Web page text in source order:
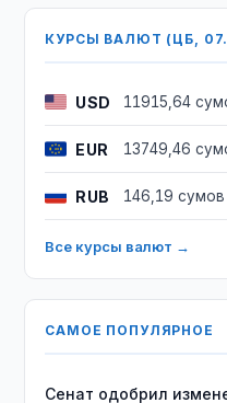
КУРСЫ ВАЛЮТ (ЦБ,
USD 11915,64
EUR 13749,46
RUB 146,19 сумов
Все курсы валют →
САМОЕ ПОПУЛЯРНОЕ
Сенат одобрил